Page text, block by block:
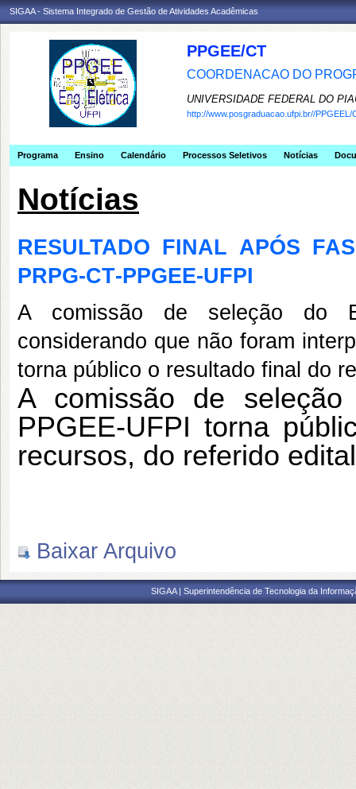
SIGAA - Sistema Integrado de Gestão de Atividades Acadêmicas
PPGEE/CT
COORDENACAO DO
UNIVERSIDADE FEDERAL DO
http://www.posgraduacao.ufpi.br//PPGEEL/
Programa Ensino Calendário Processos Seletivos Notícias
Notícias
RESULTADO FINAL APÓS
PRPG‐CT‐PPGEE‐UFPI
A comissão de seleção do
considerando que não foram
torna público o resultado final do
A comissão de seleção
PPGEE‐UFPI torna
recursos, do referido
Baixar Arquivo
SIGAA | Superintendência de Tecnologia da